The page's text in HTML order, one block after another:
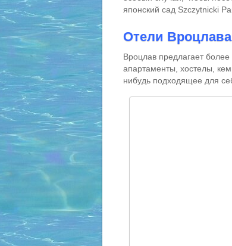
японский сад Szczytnicki
Отели Вроцлава
Вроцлав предлагает
апартаменты, хостелы,
нибудь подходящее для